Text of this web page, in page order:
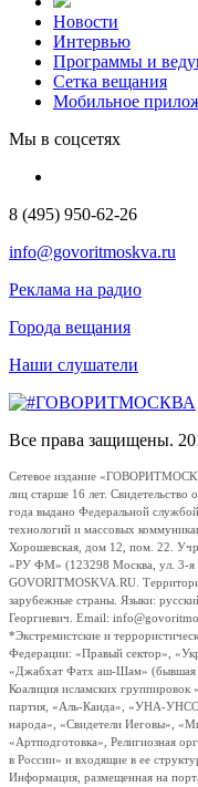
Новости
Интервью
Программы и
Сетка вещания
Мобильное
Мы в соцсетях
8 (495) 950-62-26
info@govoritmoskva.ru
Реклама на радио
Города вещания
Наши слушатели
Все права защищены.
Сетевое издание
лиц старше 16 лет.
года выдано Федеральной
технологий и массовых
Хорошевская, дом 12, пом. 22.
«РУ ФМ» (123298 Москва, ул. 3-я
GOVORITMOSKVA.RU.
зарубежные страны. Языки:
Георгиевич. Email:
*Экстремистские и
Федерации: «Правый сектор»,
«Джабхат Фатх аш-Шам» (бывшая
Коалиция исламских
партия, «Аль-Каида», «УНА-
народа», «Свидетели Иеговы»,
«Артподготовка», Религиозная
в России» и входящие в ее
Информация, размещенная на